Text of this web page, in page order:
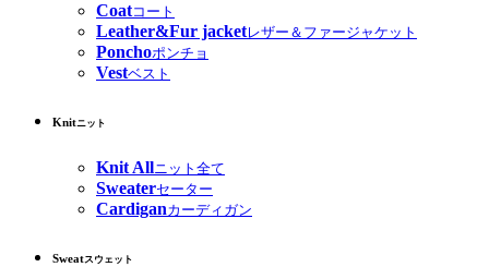
Coatコート
Leather&Fur jacketレザー＆ファージャケット
Ponchoポンチョ
Vestベスト
Knitニット
Knit Allニット全て
Sweaterセーター
Cardiganカーディガン
Sweatスウェット